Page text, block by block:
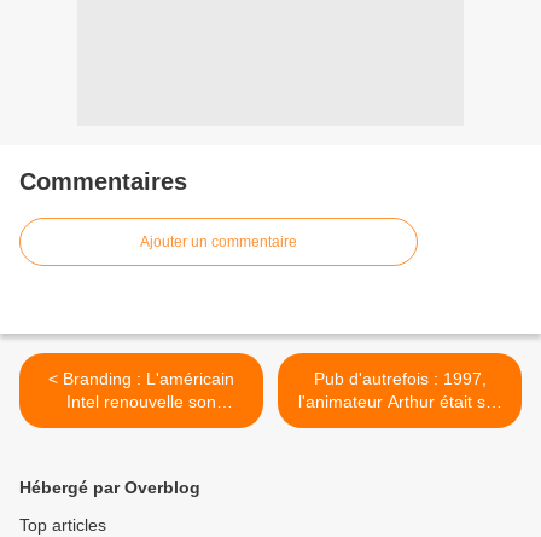
Commentaires
Ajouter un commentaire
< Branding : L'américain
Intel renouvelle son
didentité de marque en
Pub d'autrefois : 1997,
l'animateur Arthur était sur
la radio Europe 2 >
Hébergé par Overblog
Top articles